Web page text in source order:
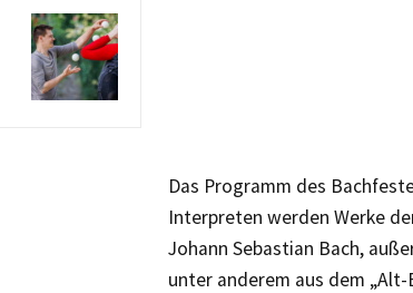
Das Programm des
Interpreten werden Werke
Johann Sebastian Bach,
unter anderem aus dem